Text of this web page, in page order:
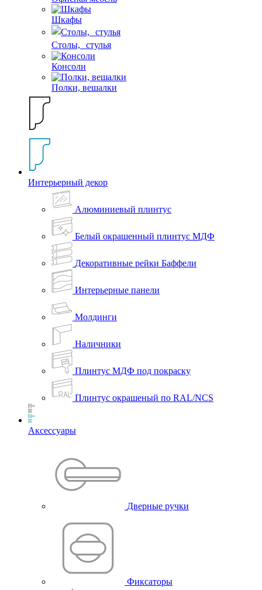
Шкафы
Столы, стулья
Консоли
Полки, вешалки
Интерьерный декор
Алюминиевый плинтус
Белый окрашенный плинтус МДФ
Декоративные рейки Баффели
Интерьерные панели
Молдинги
Наличники
Плинтус МДФ под покраску
Плинтус окрашеный по RAL/NCS
Аксессуары
Дверные ручки
Фиксаторы